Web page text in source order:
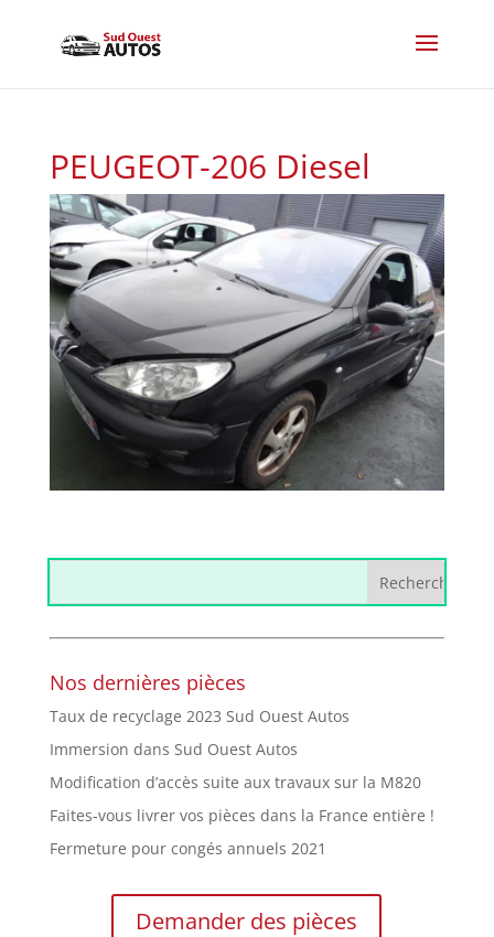
PEUGEOT-206 Diesel
Nos dernières pièces
Taux de recyclage 2023 Sud Ouest Autos
Immersion dans Sud Ouest Autos
Modification d’accès suite aux travaux sur la M820
Faites-vous livrer vos pièces dans la France entière !
Fermeture pour congés annuels 2021
Demander des pièces